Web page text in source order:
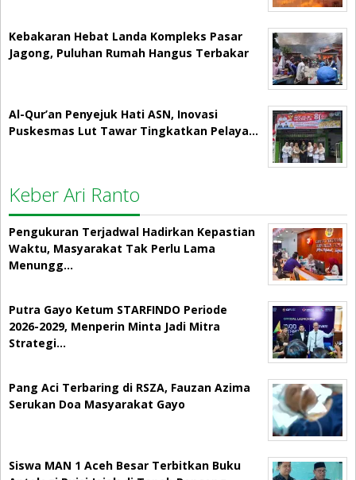
Kebakaran Hebat Landa Kompleks Pasar
Jagong, Puluhan Rumah Hangus Terbakar
Al-Qur’an Penyejuk Hati ASN, Inovasi
Puskesmas Lut Tawar Tingkatkan Pelaya…
Keber Ari Ranto
Pengukuran Terjadwal Hadirkan Kepastian
Waktu, Masyarakat Tak Perlu Lama
Menungg…
Putra Gayo Ketum STARFINDO Periode
2026-2029, Menperin Minta Jadi Mitra
Strategi…
Pang Aci Terbaring di RSZA, Fauzan Azima
Serukan Doa Masyarakat Gayo
Siswa MAN 1 Aceh Besar Terbitkan Buku